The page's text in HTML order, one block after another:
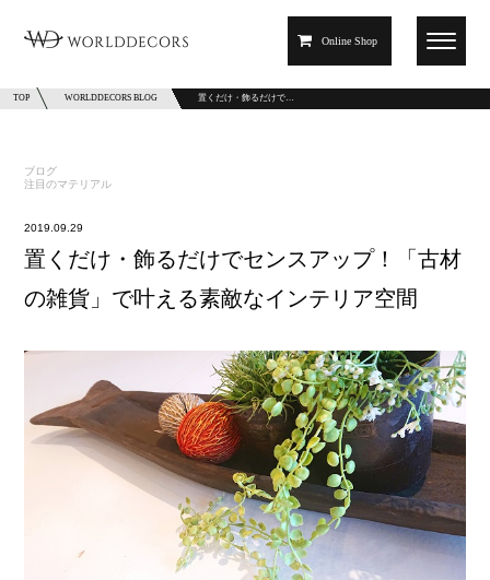
Online Shop
TOP WORLDDECORS BLOG 置くだけ・飾るだけで…
ブログ
注目のマテリアル
2019.09.29
置くだけ・飾るだけでセンスアップ！「古材
の雑貨」で叶える素敵なインテリア空間